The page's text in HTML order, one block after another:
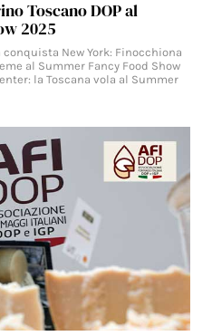
Toscano DOP al
2025
New York: Finocchiona
al Summer Fancy Food Show
la Toscana vola al Summer